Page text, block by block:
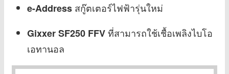
e-Address สกู๊ตเตอร์ไฟฟ้ารุ่นใหม่
Gixxer SF250 FFVที่สามารถใช้เชื้อเพลิงไบโอ
เอทานอล